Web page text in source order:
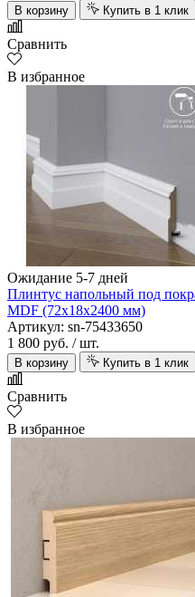
В корзину Купить в 1 клик
Сравнить
В избранное
Ожидание 5-7 дней
Плинтус напольный под
MDF (72х18х2400 мм)
Артикул: sn-75433650
1 800 руб. / шт.
В корзину Купить в 1 клик
Сравнить
В избранное